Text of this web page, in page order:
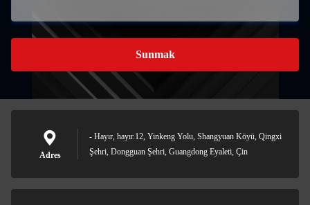
Sunmak
Adres
- Hayır, hayır.12, Yinkeng Yolu, Shangyuan Köyü, Qingxi
Şehri, Dongguan Şehri, Guangdong Eyaleti, Çin